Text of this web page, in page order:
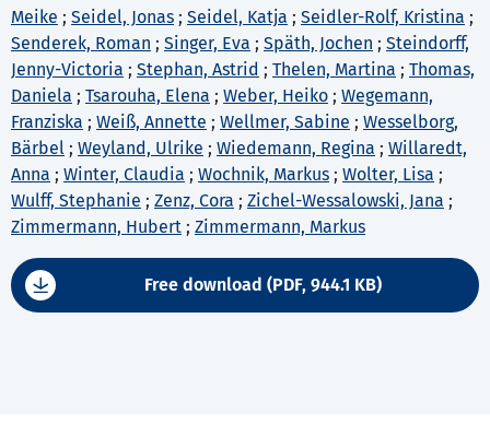
Meike ; Seidel, Jonas ; Seidel, Katja ; Seidler-Rolf, Kristina ;
Senderek, Roman ; Singer, Eva ; Späth, Jochen ; Steindorff,
Jenny-Victoria ; Stephan, Astrid ; Thelen, Martina ; Thomas,
Daniela ; Tsarouha, Elena ; Weber, Heiko ; Wegemann,
Franziska ; Weiß, Annette ; Wellmer, Sabine ; Wesselborg,
Bärbel ; Weyland, Ulrike ; Wiedemann, Regina ; Willaredt,
Anna ; Winter, Claudia ; Wochnik, Markus ; Wolter, Lisa ;
Wulff, Stephanie ; Zenz, Cora ; Zichel-Wessalowski, Jana ;
Zimmermann, Hubert ; Zimmermann, Markus
Free download (PDF, 944.1 KB)